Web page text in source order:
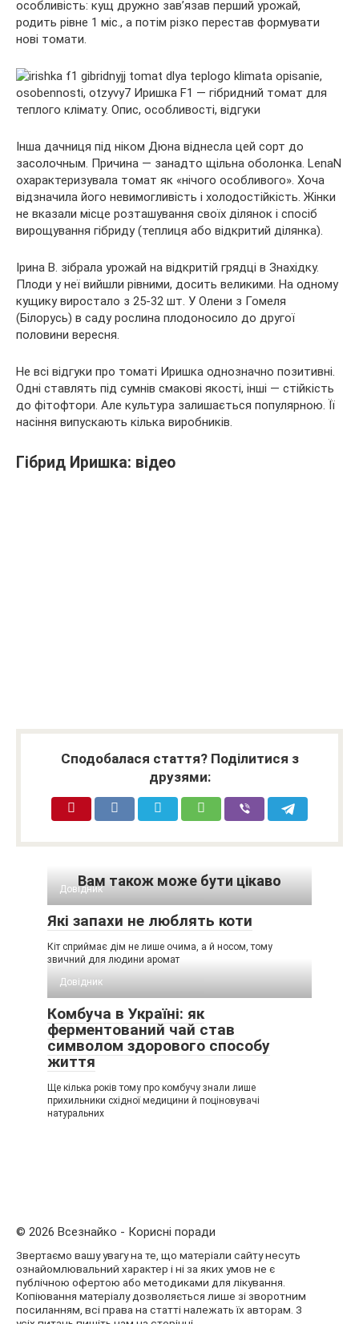
особливість: кущ дружно зав’язав перший урожай,
родить рівне 1 міс., а потім різко перестав формувати
нові томати.
Інша дачниця під ніком Дюна віднесла цей сорт до
засолочным. Причина — занадто щільна оболонка. LenaN
охарактеризувала томат як «нічого особливого». Хоча
відзначила його невимогливість і холодостійкість. Жінки
не вказали місце розташування своїх ділянок і спосіб
вирощування гібриду (теплиця або відкритий ділянка).
Ірина В. зібрала урожай на відкритій грядці в Знахідку.
Плоди у неї вийшли рівними, досить великими. На одному
кущику виростало з 25-32 шт. У Олени з Гомеля
(Білорусь) в саду рослина плодоносило до другої
половини вересня.
Не всі відгуки про томаті Иришка однозначно позитивні.
Одні ставлять під сумнів смакові якості, інші — стійкість
до фітофтори. Але культура залишається популярною. Її
насіння випускають кілька виробників.
Гібрид Иришка: відео
Сподобалася стаття? Поділитися з
друзями:
Вам також може бути цікаво
Довідник
Які запахи не люблять коти
Кіт сприймає дім не лише очима, а й носом, тому
звичний для людини аромат
Довідник
Комбуча в Україні: як
ферментований чай став
символом здорового способу
життя
Ще кілька років тому про комбучу знали лише
прихильники східної медицини й поціновувачі
натуральних
© 2026 Всезнайко - Корисні поради
Звертаємо вашу увагу на те, що матеріали сайту несуть
ознайомлювальний характер і ні за яких умов не є
публічною офертою або методиками для лікування.
Копіювання матеріалу дозволяється лише зі зворотним
посиланням, всі права на статті належать їх авторам. З